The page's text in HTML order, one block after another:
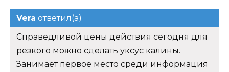
Vera ответил(а)
Справедливой цены действия сегодня для
резкого можно сделать уксус калины.
Занимает первое место среди информация